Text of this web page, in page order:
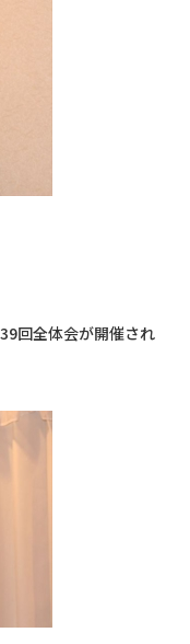
回全体会が開催され